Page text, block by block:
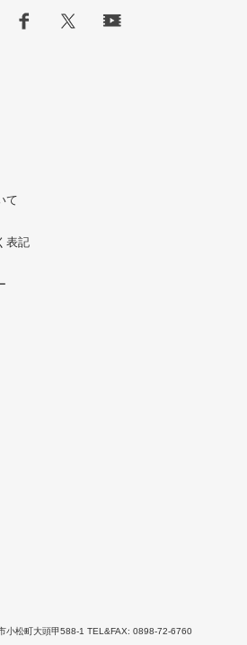
て
表記
小松町大頭甲588-1 TEL&FAX: 0898-72-6760